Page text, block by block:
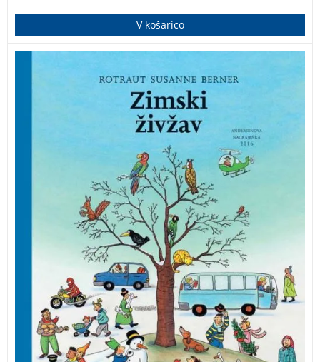
V košarico
Ta velika knjiga, ki prikazuje mesto in njegovo okolico,
kar mrgoli od nešteto podrobnosti. Zimski živžav